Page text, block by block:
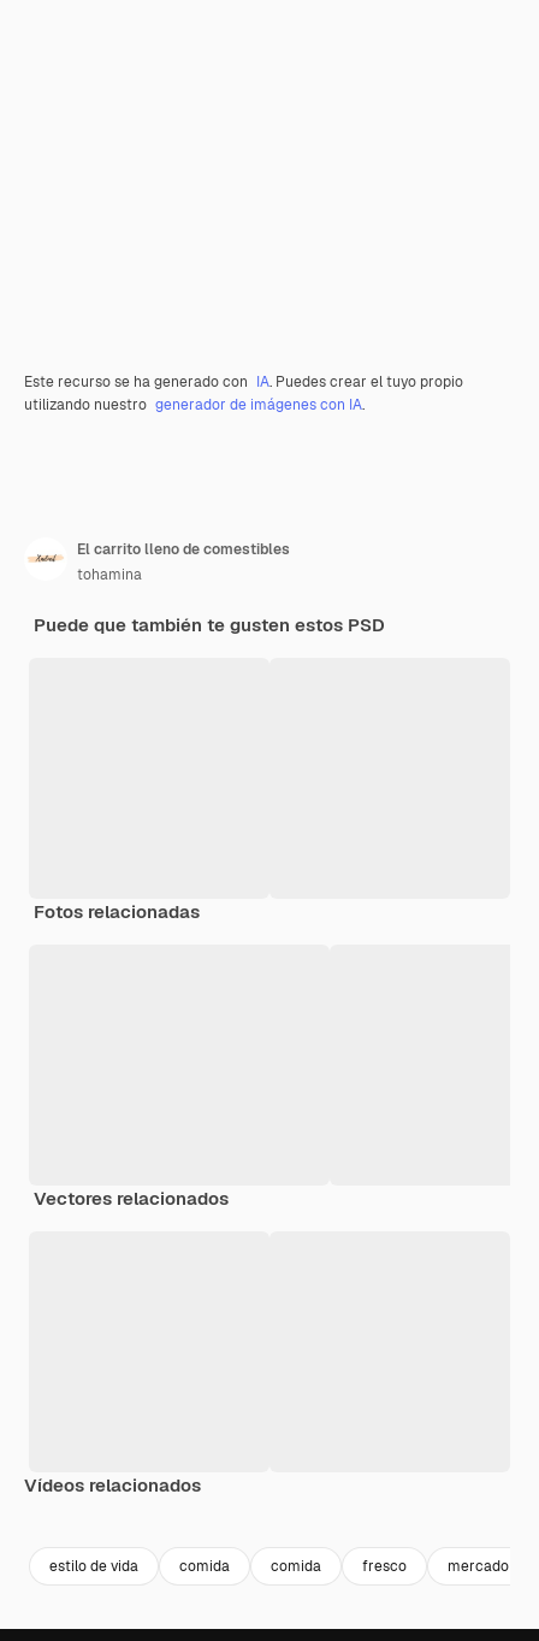
Este recurso se ha generado con IA. Puedes crear el tuyo propio
utilizando nuestro generador de imágenes con IA.
El carrito lleno de comestibles
tohamina
Puede que también te gusten estos PSD
Fotos relacionadas
Vectores relacionados
Vídeos relacionados
estilo de vida comida comida fresco mercado